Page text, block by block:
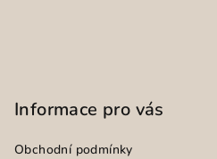
Informace pro vás
Obchodní podmínky